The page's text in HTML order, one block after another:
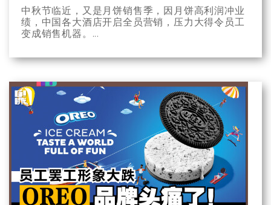
中秋节临近，又是月饼销售季，因月饼高利润冲业
绩，中国各大酒店开启全员营销，压力大得令员工
变成销售机器。